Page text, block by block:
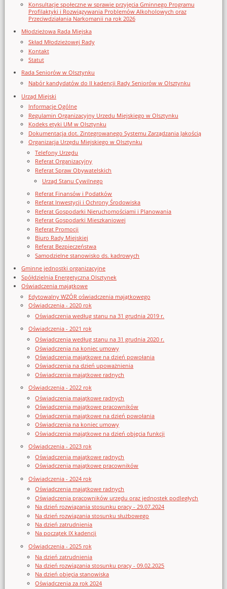
Konsultacje społeczne w sprawie przyjęcia Gminnego Programu
Profilaktyki i Rozwiązywania Problemów Alkoholowych oraz
Przeciwdziałania Narkomanii na rok 2026
Młodzieżowa Rada Miejska
Skład Młodzieżowej Rady
Kontakt
Statut
Rada Seniorów w Olsztynku
Nabór kandydatów do II kadencji Rady Seniorów w Olsztynku
Urząd Miejski
Informacje Ogólne
Regulamin Organizacyjny Urzedu Miejskiego w Olsztynku
Kodeks etyki UM w Olsztynku
Dokumentacja dot. Zintegrowanego Systemu Zarządzania Jakością
Organizacja Urzędu Miejskiego w Olsztynku
Telefony Urzędu
Referat Organizacyjny
Referat Spraw Obywatelskich
Urząd Stanu Cywilnego
Referat Finansów i Podatków
Referat Inwestycji i Ochrony Środowiska
Referat Gospodarki Nieruchomościami i Planowania
Referat Gospodarki Mieszkaniowej
Referat Promocji
Biuro Rady Miejskiej
Referat Bezpieczeństwa
Samodzielne stanowisko ds. kadrowych
Gminne jednostki organizacyjne
Spółdzielnia Energetyczna Olsztynek
Oświadczenia majątkowe
Edytowalny WZÓR oświadczenia majątkowego
Oświadczenia - 2020 rok
Oświadczenia według stanu na 31 grudnia 2019 r.
Oświadczenia - 2021 rok
Oświadczenia według stanu na 31 grudnia 2020 r.
Oświadczenia na koniec umowy
Oświadczenia majątkowe na dzień powołania
Oświadczenia na dzień upoważnienia
Oświadczenia majątkowe radnych
Oświadczenia - 2022 rok
Oświadczenia majątkowe radnych
Oświadczenia majątkowe pracowników
Oświadczenia majątkowe na dzień powołania
Oświadczenia na koniec umowy
Oświadczenia majątkowe na dzień objęcia funkcji
Oświadczenia - 2023 rok
Oświadczenia majątkowe radnych
Oświadczenia majątkowe pracowników
Oświadczenia - 2024 rok
Oświadczenia majątkowe radnych
Oświadczenia pracowników urzędu oraz jednostek podległych
Na dzień rozwiązania stosunku pracy - 29.07.2024
Na dzień rozwiązania stosunku służbowego
Na dzień zatrudnienia
Na początek IX kadencji
Oświadczenia - 2025 rok
Na dzień zatrudnienia
Na dzień rozwiązania stosunku pracy - 09.02.2025
Na dzień objęcia stanowiska
Oświadczenia za rok 2024